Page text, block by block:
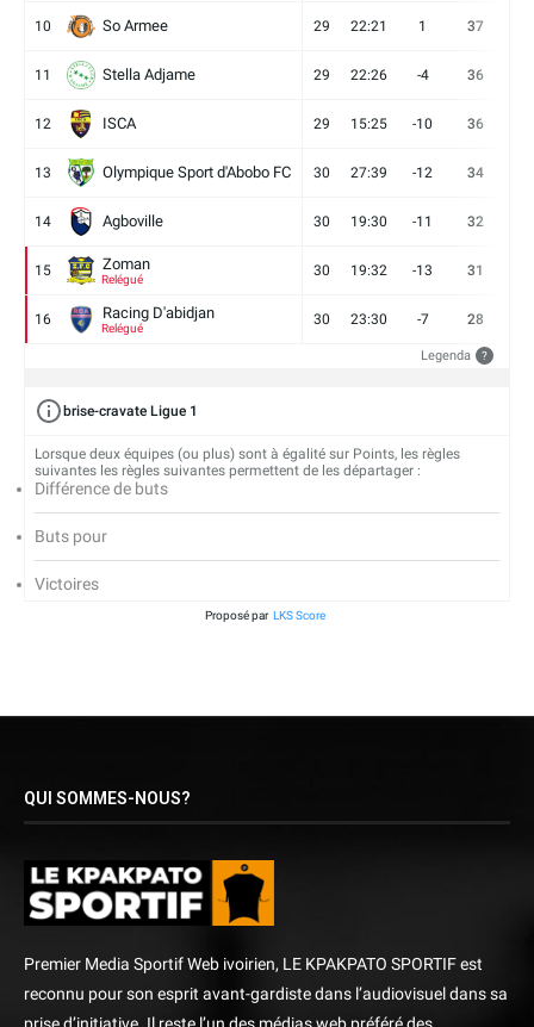
10 So Armee 29 22:21 1 37
11 Stella Adjame 29 22:26 -4 36
12 ISCA 29 15:25 -10 36
13 Olympique Sport d'Abobo FC 30 27:39 -12 34
14 Agboville 30 19:30 -11 32
15 Zoman
Relégué
30 19:32 -13 31
16 Racing D'abidjan
Relégué
30 23:30 -7 28
Legenda ?
brise-cravate Ligue 1
Lorsque deux équipes (ou plus) sont à égalité sur Points, les règles
suivantes les règles suivantes permettent de les départager :
Différence de buts
Buts pour
Victoires
Proposé par LKS Score
QUI SOMMES-NOUS?
Premier Media Sportif Web ivoirien, LE KPAKPATO SPORTIF est
reconnu pour son esprit avant-gardiste dans l’audiovisuel dans sa
prise d’initiative. Il reste l’un des médias web préféré des